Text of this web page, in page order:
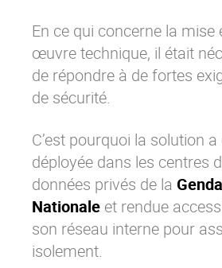
En ce qui concerne la mise
œuvre technique, il était
de répondre à de fortes
de sécurité.
C’est pourquoi la solution a
déployée dans les centres
données privés de la
Nationale et rendue
son réseau interne pour
isolement.